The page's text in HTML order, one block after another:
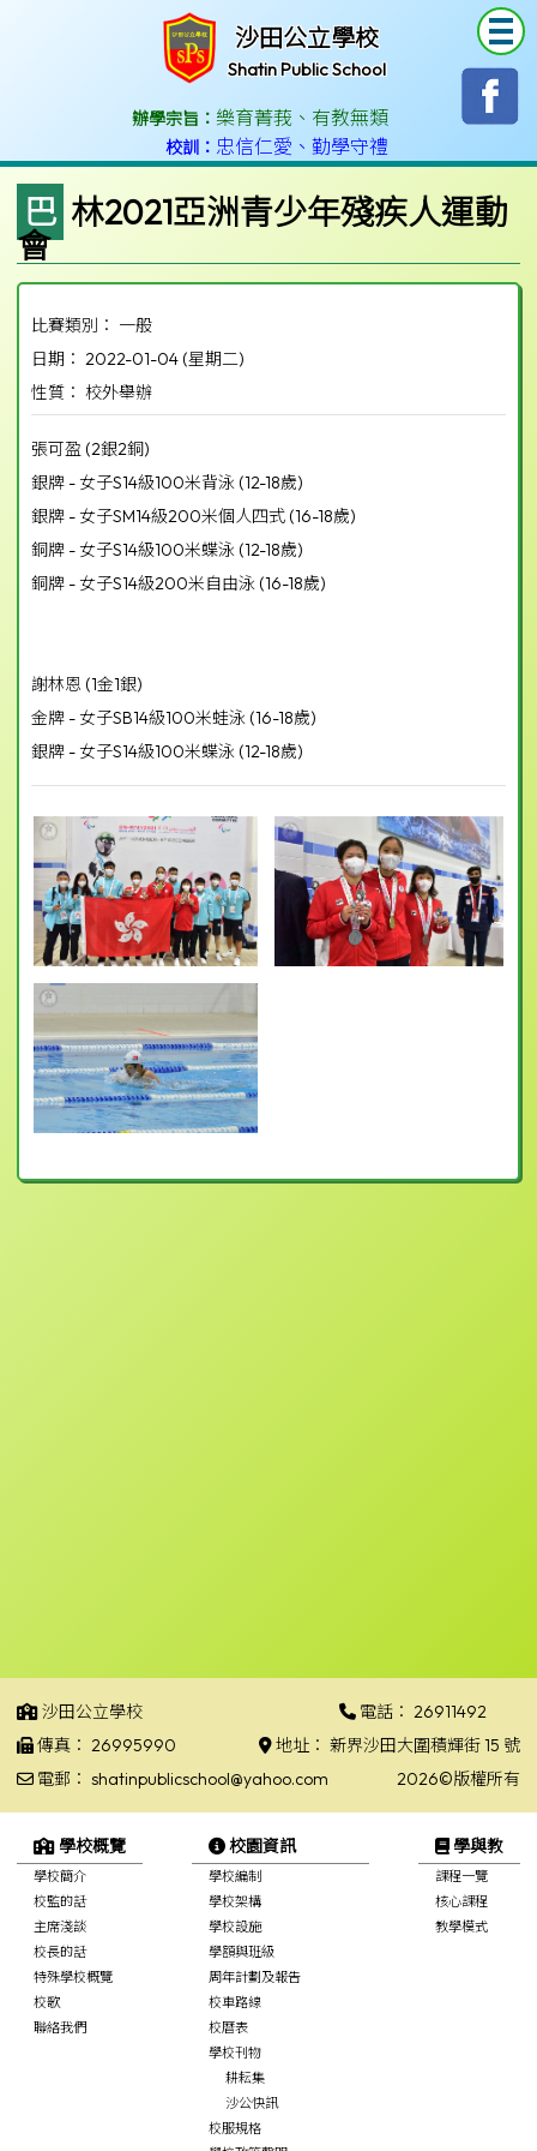
沙田公立學校
Shatin Public School
辦學宗旨： 樂育菁莪 、 有教無類
校訓： 忠信仁愛 、 勤學守禮
巴林2021亞洲青少年殘疾人運動
會
比賽類別： 一般
日期： 2022-01-04 (星期二)
性質： 校外舉辦
張可盈 (2銀2銅)
銀牌 - 女子S14級100米背泳 (12-18歲)
銀牌 - 女子SM14級200米個人四式 (16-18歲)
銅牌 - 女子S14級100米蝶泳 (12-18歲)
銅牌 - 女子S14級200米自由泳 (16-18歲)
謝林恩 (1金1銀)
金牌 - 女子SB14級100米蛙泳 (16-18歲)
銀牌 - 女子S14級100米蝶泳 (12-18歲)
沙田公立學校 電話： 26911492
傳真： 26995990 地址： 新界沙田大圍積輝街 15 號
電郵： shatinpublicschool@yahoo.com 2026©版權所有
學校概覽
學校簡介
校監的話
主席淺談
校長的話
特殊學校概覽
校歌
聯絡我們
校園資訊
學校編制
學校架構
學校設施
學額與班級
周年計劃及報告
校車路線
校曆表
學校刊物
耕耘集
沙公快訊
校服規格
學與教
課程一覽
核心課程
教學模式